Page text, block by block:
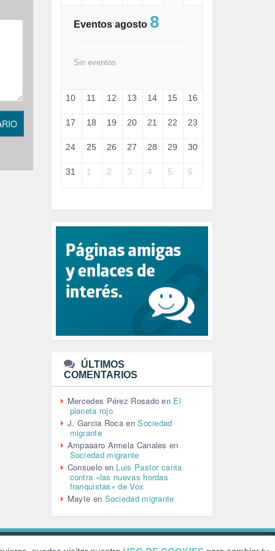
FELICIDAD (1)
FRANCISCO (5)
HUGO ZÁRATE (30)
I A (2)
INDEPENDENCIA (15)
INTELIGENCIA ARTIFICIAL (1)
JANE GOODDALL (1)
JAZZ (1)
JÓVENES (28)
JUSTICIA (13)
LEÓN XIV (5)
LGTBI (1)
MEMORIA HISTÓRICA (232)
MONARQUÍA (26)
NATURALEZA (1)
PALESTINA (8)
PARTICIPACIÓN CIUDADANA (392)
PAZ (2)
PENSIONES (12)
PEPE MUJICA (2)
PESCADORES (1)
POBREZA (2)
POLÍTICA INTERNACIONAL (367)
POLÍTICA VALENCIA (357)
Eventos agosto 8
Sin eventos
10 11 12 13 14 15 16
17 18 19 20 21 22 23
24 25 26 27 28 29 30
31 1 2 3 4 5 6
ÚLTIMOS
COMENTARIOS
Mercedes Pérez Rosado en El
planeta rojo
J. Garcia Roca enSociedad
migrante
Ampaaaro Armela Canales en
Sociedad migrante
Consuelo en Luis Pastor canta
contra «las nuevas hordas
franquistas» de Vox
Mayte en Sociedad migrante